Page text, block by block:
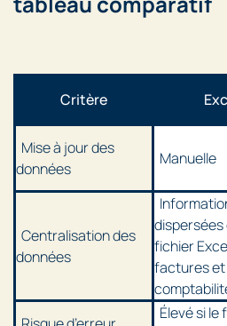
Critère
Mise à jour des
données
Manuelle
Centralisation des
données
fichier
factures et
Élevé si le